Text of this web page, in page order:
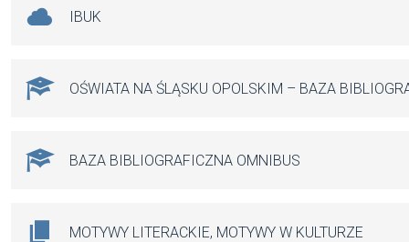
IBUK
OŚWIATA NA ŚLĄSKU OPOLSKIM – BAZA
BAZA BIBLIOGRAFICZNA OMNIBUS
MOTYWY LITERACKIE, MOTYWY W KULTURZE